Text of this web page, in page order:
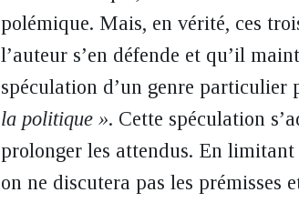
polémique. Mais, en vérité, ces
l’auteur s’en défende et qu’il
spéculation d’un genre particulier
la politique ». Cette spéculation
prolonger les attendus. En limitant
on ne discutera pas les prémisses